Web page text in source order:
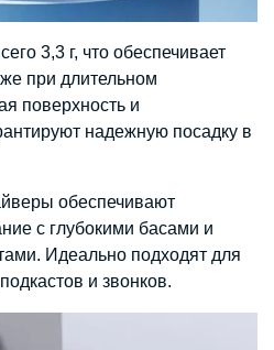
3,3 г, что обеспечивает
при длительном
поверхность и
надежную посадку в
обеспечивают
с глубокими басами и
Идеально подходят для
и звонков.